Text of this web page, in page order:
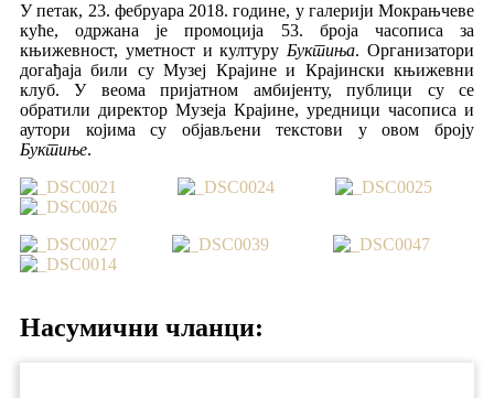
У петак, 23. фебруара 2018. године, у галерији Мокрањчеве
куће, одржана је промоција 53. броја часописа за
књижевност, уметност и културу Буктиња. Организатори
догађаја били су Музеј Крајине и Крајински књижевни
клуб. У веома пријатном амбијенту, публици су се
обратили директор Музеја Крајине, уредници часописа и
аутори којима су објављени текстови у овом броју
Буктиње.
Насумични чланци: